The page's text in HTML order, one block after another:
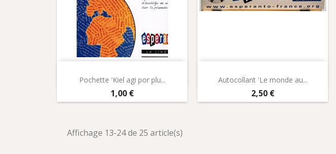
Pochette 'Kiel agi por plu...
Prix
1,00 €
Autocollant 'Le monde au...
Prix
2,50 €
Affichage 13-24 de 25 article(s)